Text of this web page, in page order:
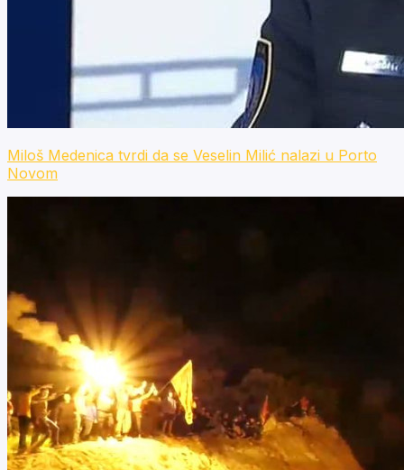
Miloš Medenica tvrdi da se Veselin Milić nalazi u Porto
Novom